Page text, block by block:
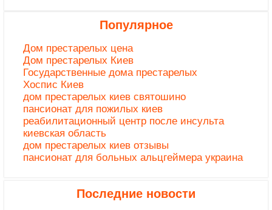
Популярное
Дом престарелых цена
Дом престарелых Киев
Государственные дома престарелых
Хоспис Киев
дом престарелых киев святошино
пансионат для пожилых киев
реабилитационный центр после инсульта
киевская область
дом престарелых киев отзывы
пансионат для больных альцгеймера украина
Последние новости